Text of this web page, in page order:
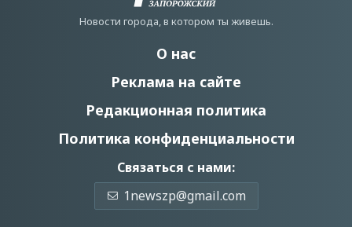
Новости города, в котором ты живешь.
О нас
Реклама на сайте
Редакционная политика
Политика конфиденциальности
Связаться с нами:
1newszp@gmail.com